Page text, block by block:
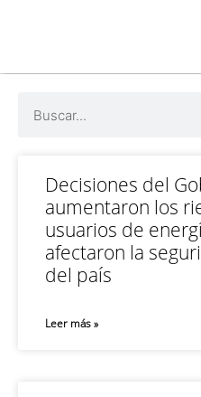
Decisiones del
aumentaron los
usuarios de
afectaron la
del país
Leer más »